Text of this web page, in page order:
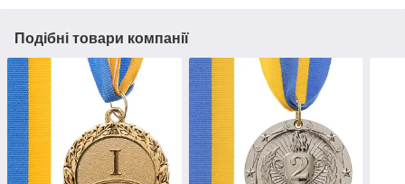
Подібні товари компанії